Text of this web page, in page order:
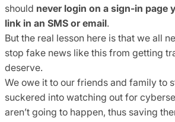
should never login on a sign-in page
link in an SMS or email.
But the real lesson here is that we all
stop fake news like this from getting
deserve.
We owe it to our friends and family to
suckered into watching out for
aren’t going to happen, thus saving